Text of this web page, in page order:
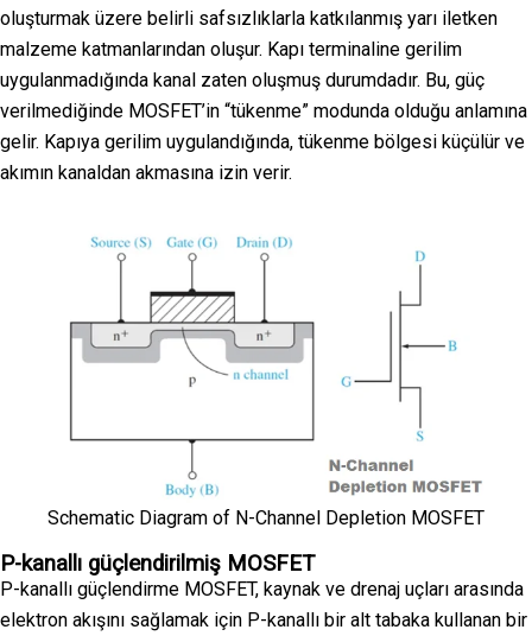
oluşturmak üzere belirli safsızlıklarla katkılanmış yarı iletken
malzeme katmanlarından oluşur. Kapı terminaline gerilim
uygulanmadığında kanal zaten oluşmuş durumdadır. Bu, güç
verilmediğinde MOSFET’in “tükenme” modunda olduğu anlamına
gelir. Kapıya gerilim uygulandığında, tükenme bölgesi küçülür ve
akımın kanaldan akmasına izin verir.
Schematic Diagram of N-Channel Depletion MOSFET
P-kanallı güçlendirilmiş MOSFET
P-kanallı güçlendirme MOSFET, kaynak ve drenaj uçları arasında
elektron akışını sağlamak için P-kanallı bir alt tabaka kullanan bir